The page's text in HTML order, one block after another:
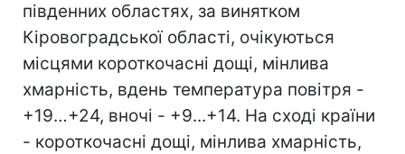
південних областях, за винятком
Кіровоградської області, очікуються
місцями короткочасні дощі, мінлива
хмарність, вдень температура повітря -
+19…+24, вночі - +9...+14. На сході країни
- короткочасні дощі, мінлива хмарність,